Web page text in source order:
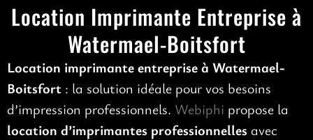
Location Imprimante Entreprise à
Watermael-Boitsfort
Location imprimante entreprise à Watermael-
Boitsfort : la solution idéale pour vos besoins
d’impression professionnels. Webiphi propose la
location d’imprimantes professionnelles avec